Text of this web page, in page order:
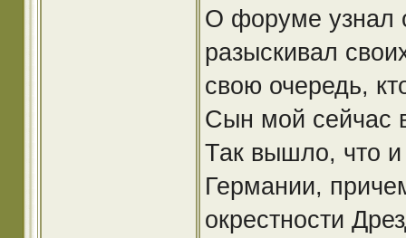
О форуме узнал
разыскивал
свою очередь,
Сын мой сейчас
Так вышло, что
Германии,
окрестности